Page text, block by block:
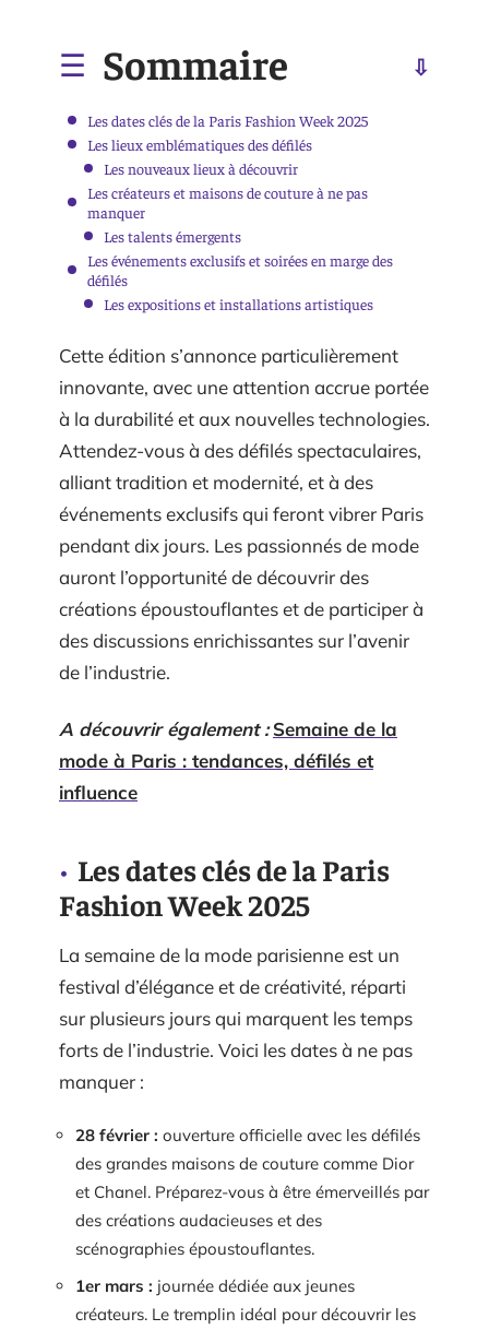
Sommaire
Les dates clés de la Paris Fashion Week 2025
Les lieux emblématiques des défilés
Les nouveaux lieux à découvrir
Les créateurs et maisons de couture à ne pas
manquer
Les talents émergents
Les événements exclusifs et soirées en marge des
défilés
Les expositions et installations artistiques
Cette édition s’annonce particulièrement
innovante, avec une attention accrue portée
à la durabilité et aux nouvelles technologies.
Attendez-vous à des défilés spectaculaires,
alliant tradition et modernité, et à des
événements exclusifs qui feront vibrer Paris
pendant dix jours. Les passionnés de mode
auront l’opportunité de découvrir des
créations époustouflantes et de participer à
des discussions enrichissantes sur l’avenir
de l’industrie.
A découvrir également : Semaine de la
mode à Paris : tendances, défilés et
influence
Les dates clés de la Paris
Fashion Week 2025
La semaine de la mode parisienne est un
festival d’élégance et de créativité, réparti
sur plusieurs jours qui marquent les temps
forts de l’industrie. Voici les dates à ne pas
manquer :
28 février : ouverture officielle avec les défilés
des grandes maisons de couture comme Dior
et Chanel. Préparez-vous à être émerveillés par
des créations audacieuses et des
scénographies époustouflantes.
1er mars : journée dédiée aux jeunes
créateurs. Le tremplin idéal pour découvrir les